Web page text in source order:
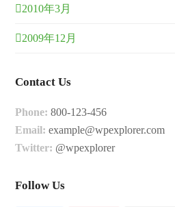
2010年3月
2009年12月
Contact Us
Phone: 800-123-456
Email: example@wpexplorer.com
Twitter: @wpexplorer
Follow Us